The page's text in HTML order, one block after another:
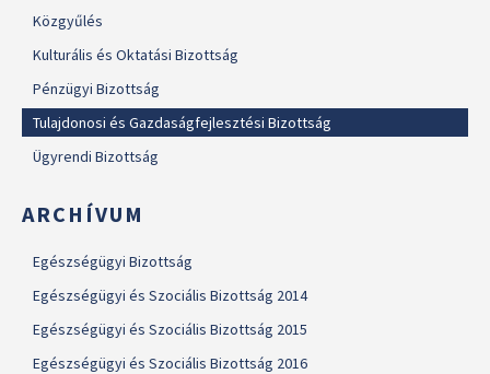
Közgyűlés
Kulturális és Oktatási Bizottság
Pénzügyi Bizottság
Tulajdonosi és Gazdaságfejlesztési Bizottság
Ügyrendi Bizottság
ARCHÍVUM
Egészségügyi Bizottság
Egészségügyi és Szociális Bizottság 2014
Egészségügyi és Szociális Bizottság 2015
Egészségügyi és Szociális Bizottság 2016